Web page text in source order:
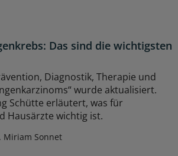
Das sind die wichtigsten
Diagnostik, Therapie und
wurde aktualisiert.
Schütte erläutert, was für
Hausärzte wichtig ist.
Miriam Sonnet